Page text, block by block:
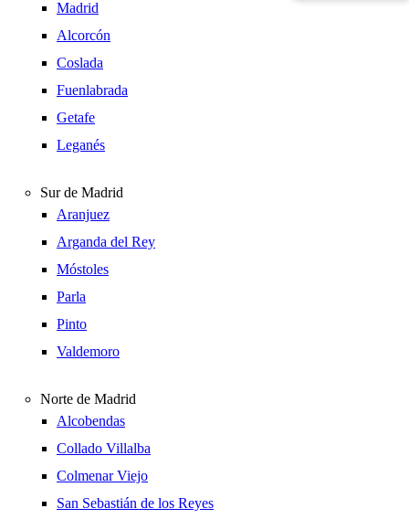
Madrid
Alcorcón
Coslada
Fuenlabrada
Getafe
Leganés
Sur de Madrid
Aranjuez
Arganda del Rey
Móstoles
Parla
Pinto
Valdemoro
Norte de Madrid
Alcobendas
Collado Villalba
Colmenar Viejo
San Sebastián de los Reyes